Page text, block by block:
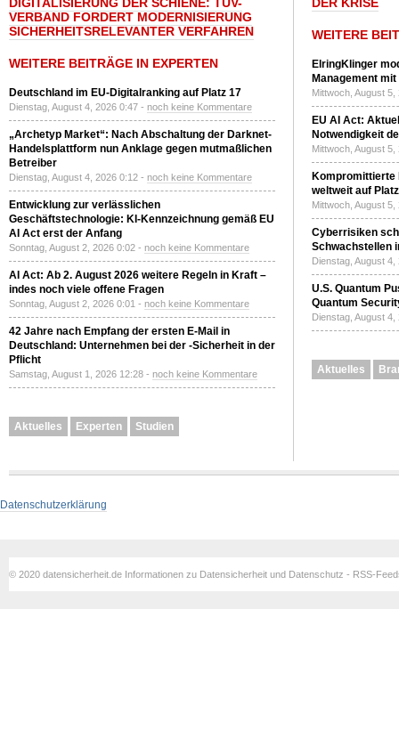
VERBAND FORDERT MODERNISIERUNG
SICHERHEITSRELEVANTER VERFAHREN
WEITERE BEITRÄGE IN EXPERTEN
Deutschland im EU-Digitalranking auf Platz 17
Dienstag, August 4, 2026 0:47 - noch keine Kommentare
„Archetyp Market“: Nach Abschaltung der Darknet-
Handelsplattform nun Anklage gegen mutmaßlichen
Betreiber
Dienstag, August 4, 2026 0:12 - noch keine Kommentare
Entwicklung zur verlässlichen
Geschäftstechnologie: KI-Kennzeichnung gemäß EU
AI Act erst der Anfang
Sonntag, August 2, 2026 0:02 - noch keine Kommentare
AI Act: Ab 2. August 2026 weitere Regeln in Kraft –
indes noch viele offene Fragen
Sonntag, August 2, 2026 0:01 - noch keine Kommentare
42 Jahre nach Empfang der ersten E-Mail in
Deutschland: Unternehmen bei der -Sicherheit in der
Pflicht
Samstag, August 1, 2026 12:28 - noch keine Kommentare
Aktuelles Experten Studien
WEITERE
ElringKlinger
Management
Mittwoch, August
EU AI Act:
Notwendigkeit
Mittwoch, August
Kompromittierte
weltweit auf
Mittwoch, August
Cyberrisiken
Schwachstellen
Dienstag, August
U.S. Quantum
Quantum
Dienstag, August
Aktuelles
Datenschutzerklärung
© 2020 datensicherheit.de Informationen zu Datensicherheit und Datenschutz - RSS-